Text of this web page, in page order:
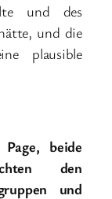
und des
und die
plausible
beide
den
und